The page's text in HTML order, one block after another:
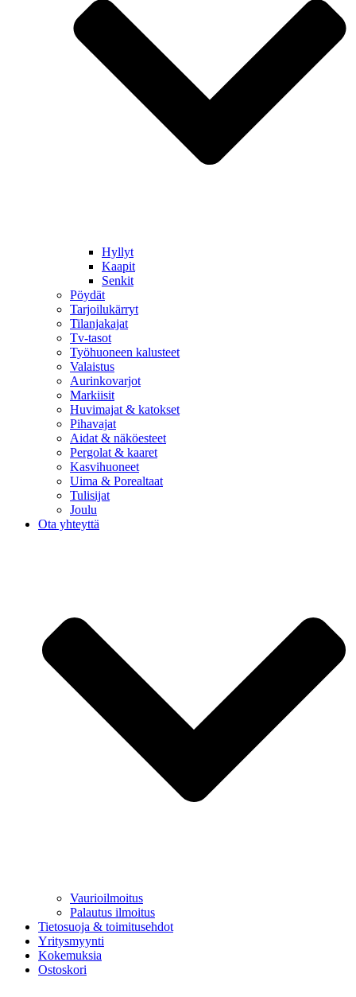
Hyllyt
Kaapit
Senkit
Pöydät
Tarjoilukärryt
Tilanjakajat
Tv-tasot
Työhuoneen kalusteet
Valaistus
Aurinkovarjot
Markiisit
Huvimajat & katokset
Pihavajat
Aidat & näköesteet
Pergolat & kaaret
Kasvihuoneet
Uima & Porealtaat
Tulisijat
Joulu
Ota yhteyttä
Vaurioilmoitus
Palautus ilmoitus
Tietosuoja & toimitusehdot
Yritysmyynti
Kokemuksia
Ostoskori